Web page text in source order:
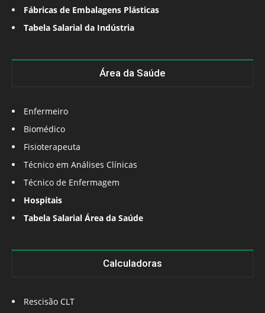
Fábricas de Embalagens Plásticas
Tabela Salarial da Indústria
Área da Saúde
Enfermeiro
Biomédico
Fisioterapeuta
Técnico em Análises Clínicas
Técnico de Enfermagem
Hospitais
Tabela Salarial Área da Saúde
Calculadoras
Rescisão CLT